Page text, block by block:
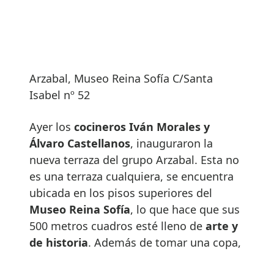
Arzabal, Museo Reina Sofía C/Santa
Isabel nº 52
Ayer los cocineros Iván Morales y
Álvaro Castellanos, inauguraron la
nueva terraza del grupo Arzabal. Esta no
es una terraza cualquiera, se encuentra
ubicada en los pisos superiores del
Museo Reina Sofía, lo que hace que sus
500 metros cuadros esté lleno de arte y
de historia. Además de tomar una copa,